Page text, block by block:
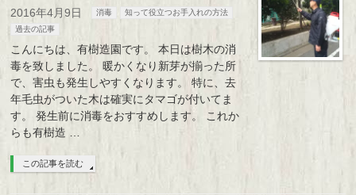
2016年4月9日 消毒
知って役立つお手入れの方法
過去の記事
こんにちは、有樹造園です。 本日は樹木の消
毒を致しました。 暖かくなり新芽が揃った所
で、害虫も発生しやすくなります。 特に、去
年毛虫がついた木は確実にタマゴが付いてま
す。 発生前に消毒をおすすめします。 これか
らも有樹造 …
この記事を読む